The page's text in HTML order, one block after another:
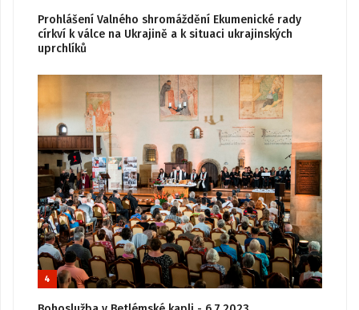
Prohlášení Valného shromáždění Ekumenické rady
církví k válce na Ukrajině a k situaci ukrajinských
uprchlíků
4